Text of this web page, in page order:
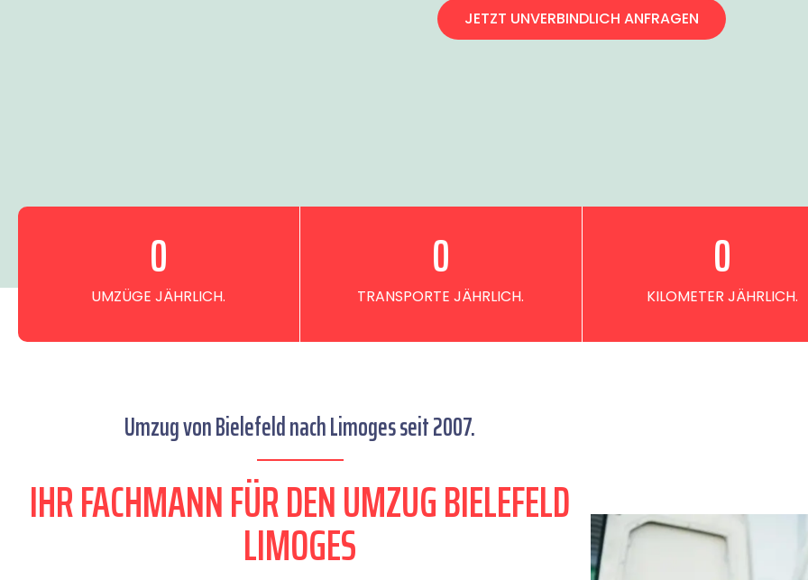
JETZT UNVERBINDLICH ANFRAGEN
UMZÜGE JÄHRLICH.
0
TRANSPORTE JÄHRLICH.
0
KILOMETER JÄHRLICH.
0
Umzug von Bielefeld nach Limoges seit 2007.
IHR FACHMANN FÜR DEN UMZUG BIELEFELD
LIMOGES